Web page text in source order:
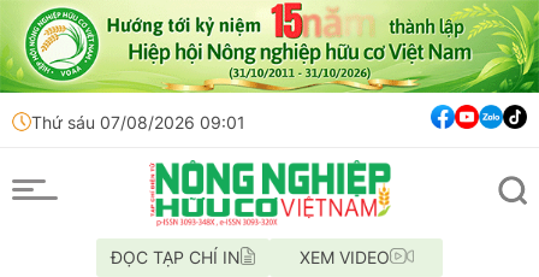
Thứ sáu 07/08/2026 09:01
ĐỌC TẠP CHÍ IN XEM VIDEO